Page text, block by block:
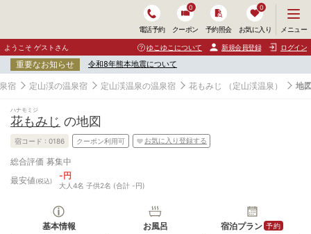
電話予約 クーポン
0
予約照会 お気に入り
0
ニ
ュ
ー
開
く
メニュー
ようこそ ゲストさん ゆこゆこについて 新規会員登録 ログイン
重要なお知らせ 令和8年熊本地震について
宿 定山渓の温泉宿 定山渓温泉の温泉宿 花もみじ （定山渓温泉） 地
ハナモミジ
花もみじ の地図
宿コード : 0186 クーポン利用可 お気に入り登録する
総合評価 募集中
最安値(税込)
-円
大人4名 子供2名 (合計 -円)
基本情報 お風呂 宿泊プラン 予約